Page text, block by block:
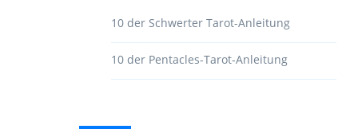
10 der Schwerter Tarot-Anleitung
10 der Pentacles-Tarot-Anleitung